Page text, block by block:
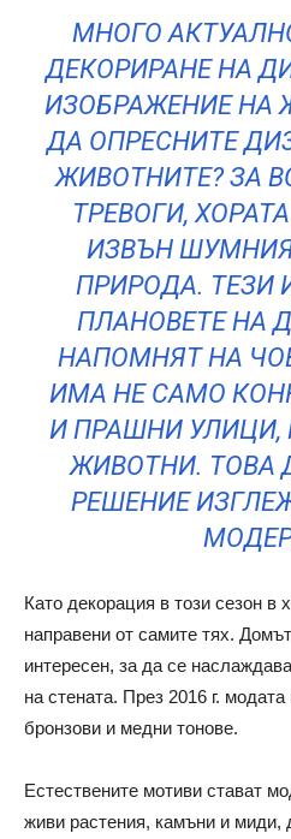
МНОГО
ДЕКОРИРАНЕ НА
ИЗОБРАЖЕНИЕ НА
ДА ОПРЕСНИТЕ
ЖИВОТНИТЕ? ЗА
ТРЕВОГИ,
ИЗВЪН
ПРИРОДА. ТЕЗИ
ПЛАНОВЕТЕ НА
НАПОМНЯТ НА
ИМА НЕ САМО
И ПРАШНИ УЛИЦИ,
ЖИВОТНИ. ТОВА
РЕШЕНИЕ
Като декорация в този сезон в
направени от самите тях.
интересен, за да се
на стената. През 2016 г.
бронзови и медни тонове.
Естествените мотиви стават
живи растения, камъни и миди,